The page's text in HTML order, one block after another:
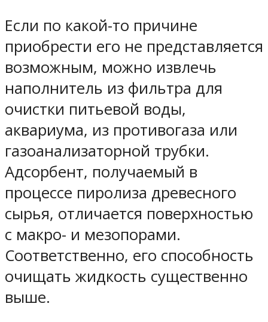
Если по какой-то причине
приобрести его не представляется
возможным, можно извлечь
наполнитель из фильтра для
очистки питьевой воды,
аквариума, из противогаза или
газоанализаторной трубки.
Адсорбент, получаемый в
процессе пиролиза древесного
сырья, отличается поверхностью
с макро- и мезопорами.
Соответственно, его способность
очищать жидкость существенно
выше.